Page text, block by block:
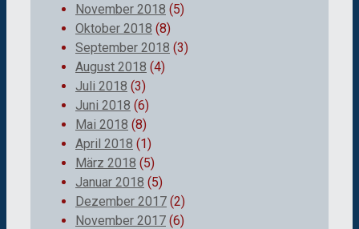
November 2018 (5)
Oktober 2018 (8)
September 2018 (3)
August 2018 (4)
Juli 2018 (3)
Juni 2018 (6)
Mai 2018 (8)
April 2018 (1)
März 2018 (5)
Januar 2018 (5)
Dezember 2017 (2)
November 2017 (6)